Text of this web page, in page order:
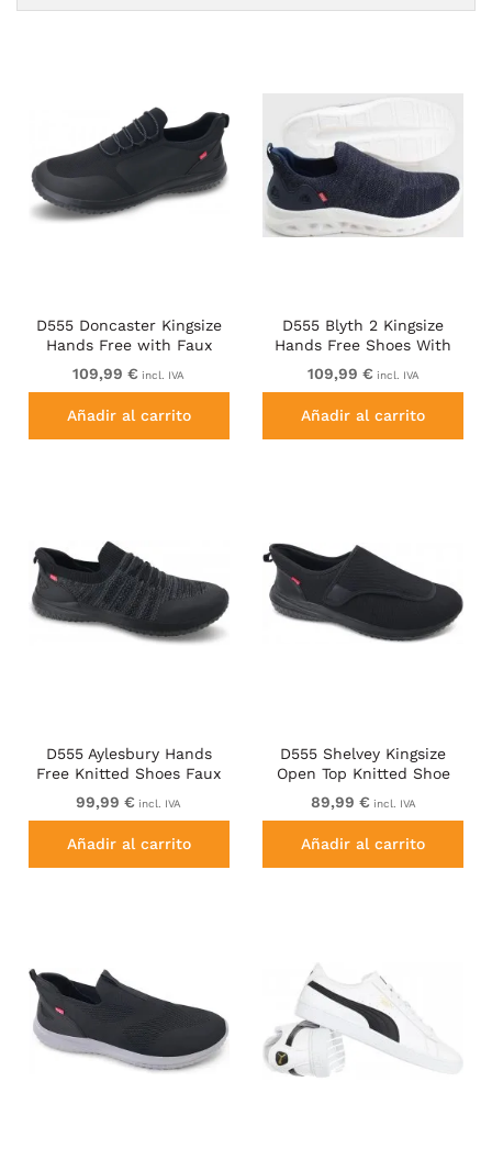
D555 Doncaster Kingsize
Hands Free with Faux
Laces Black
109,99 € incl. IVA
Añadir al carrito
D555 Blyth 2 Kingsize
Hands Free Shoes With
Knitted Top Navy
109,99 € incl. IVA
Añadir al carrito
D555 Aylesbury Hands
Free Knitted Shoes Faux
Laces Black
99,99 € incl. IVA
Añadir al carrito
D555 Shelvey Kingsize
Open Top Knitted Shoe
Black
89,99 € incl. IVA
Añadir al carrito